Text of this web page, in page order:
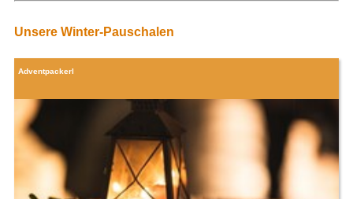
Unsere Winter-Pauschalen
Adventpackerl